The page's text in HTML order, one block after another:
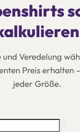
und Veredelung
Preis erhalten
jeder Größe.